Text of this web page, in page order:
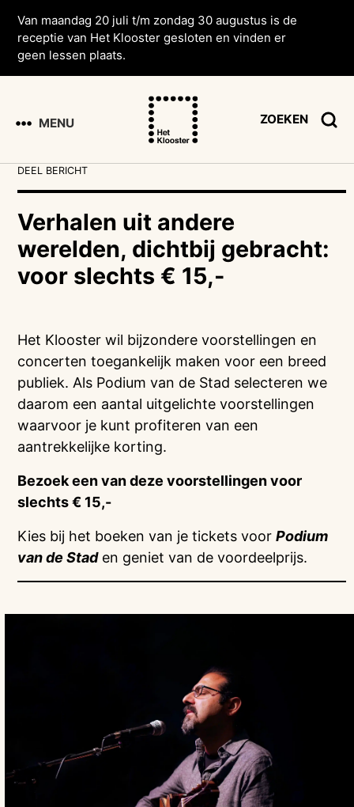
Van maandag 20 juli t/m zondag 30 augustus is de
receptie van Het Klooster gesloten en vinden er
geen lessen plaats.
MENU ZOEKEN
DEEL BERICHT
Verhalen uit andere
werelden, dichtbij gebracht:
voor slechts € 15,-
Het Klooster wil bijzondere voorstellingen en
concerten toegankelijk maken voor een breed
publiek. Als Podium van de Stad selecteren we
daarom een aantal uitgelichte voorstellingen
waarvoor je kunt profiteren van een
aantrekkelijke korting.
Bezoek een van deze voorstellingen voor
slechts € 15,-
Kies bij het boeken van je tickets voorPodium
van de Staden geniet van de voordeelprijs.